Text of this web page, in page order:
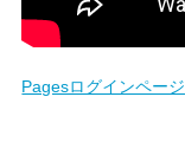
Pagesログインページ